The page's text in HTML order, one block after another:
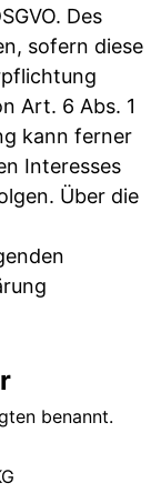
Des
sofern diese
Art. 6 Abs. 1
kann ferner
Interesses
Über die
benannt.